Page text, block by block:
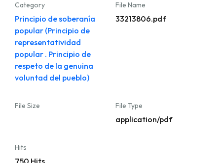
Category
Principio de soberanía
popular (Principio de
representatividad
popular . Principio de
respeto de la genuina
voluntad del pueblo)
File Name
33213806.pdf
File Size File Type
application/pdf
Hits
750 Hits